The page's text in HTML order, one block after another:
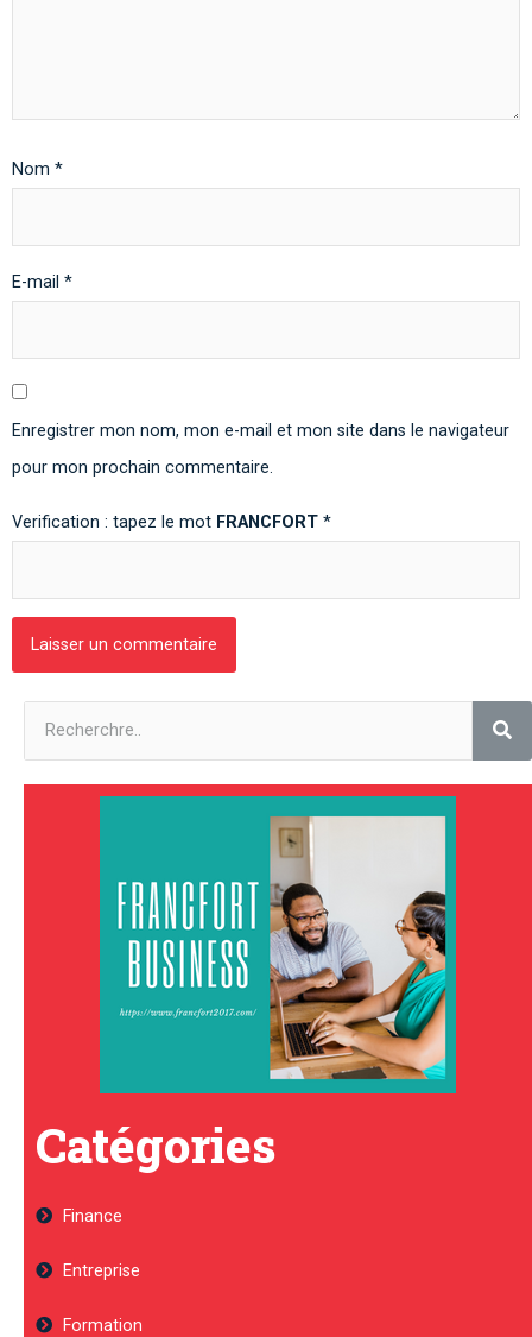
Nom *
E-mail *
Enregistrer mon nom, mon e-mail et mon site dans le navigateur
pour mon prochain commentaire.
Verification : tapez le mot FRANCFORT *
Catégories
Finance
Entreprise
Formation